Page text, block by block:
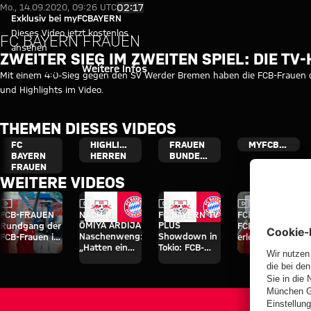
Zweiter Sieg im zweiten Spiel:
Video abspielen
Exklusiv bei myFCBAYERN
Dieses Video jetzt kostenlos
ansehen
Einloggen Weitere Infos
Mo., 14.09.2020, 09:26 UTC02:17
FC BAYERN FRAUEN
ZWEITER SIEG IM ZWEITEN SPIEL: DIE
Mit einem 4:0-Sieg gegen den SV Werder Bremen haben die FCB-
und Highlights im Video.
THEMEN DIESES VIDEOS
FC
BAYERN
FRAUEN
HIGHLIGHTS
HERREN
FRAUEN
BUNDESLIGA
MYFCBAYERN
WEITERE VIDEOS
Video
FCB-FRAUEN
Rundgang der
FCB-Frauen im
Sportpark
Video
NACH RB
ŌMIYA ARDIJA
Naschenweng:
„Hatten ein
Video
FC BAYERN TV
PLUS
Showdown in
Tokio: FCB-
Video
FCB-FRAUEN
FCB-Mitglieder
erleben
besonderen
Tag im Café
von Jovana
Damnjanović